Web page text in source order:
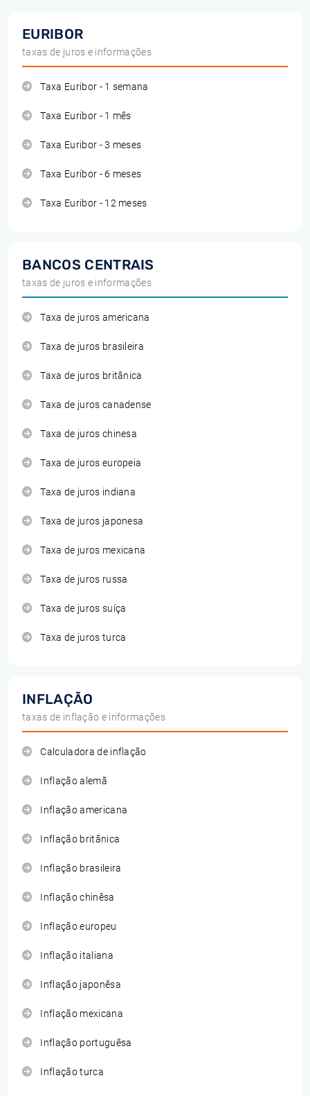
EURIBOR
taxas de juros e informações
Taxa Euribor - 1 semana
Taxa Euribor - 1 mês
Taxa Euribor - 3 meses
Taxa Euribor - 6 meses
Taxa Euribor - 12 meses
BANCOS CENTRAIS
taxas de juros e informações
Taxa de juros americana
Taxa de juros brasileira
Taxa de juros britânica
Taxa de juros canadense
Taxa de juros chinesa
Taxa de juros europeia
Taxa de juros indiana
Taxa de juros japonesa
Taxa de juros mexicana
Taxa de juros russa
Taxa de juros suíça
Taxa de juros turca
INFLAÇÃO
taxas de inflação e informações
Calculadora de inflação
Inflação alemã
Inflação americana
Inflação britânica
Inflação brasileira
Inflação chinêsa
Inflação europeu
Inflação italiana
Inflação japonêsa
Inflação mexicana
Inflação portuguêsa
Inflação turca